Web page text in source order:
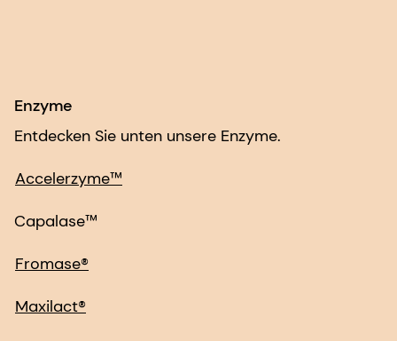
Accelerzyme™
Capalase™
Fromase®
Maxilact®
Maxiren®
Milase™ Premium